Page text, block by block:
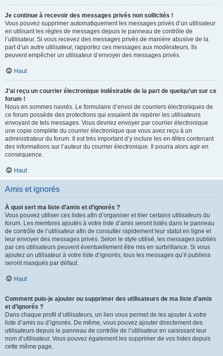
Je continue à recevoir des messages privés non sollicités !
Vous pouvez supprimer automatiquement les messages privés d’un utilisateur
en utilisant les règles de messages depuis le panneau de contrôle de
l’utilisateur. Si vous recevez des messages privés de manière abusive de la
part d’un autre utilisateur, rapportez ces messages aux modérateurs. Ils
peuvent empêcher un utilisateur d’envoyer des messages privés.
Haut
J’ai reçu un courrier électronique indésirable de la part de quelqu’un sur ce
forum !
Nous en sommes navrés. Le formulaire d’envoi de courriers électroniques de
ce forum possède des protections qui essaient de repérer les utilisateurs
envoyant de tels messages. Vous devriez envoyer par courrier électronique
une copie complète du courrier électronique que vous avez reçu à un
administrateur du forum. Il est très important d’y inclure les en-têtes contenant
des informations sur l’auteur du courrier électronique. Il pourra alors agir en
conséquence.
Haut
Amis et ignorés
À quoi sert ma liste d’amis et d’ignorés ?
Vous pouvez utiliser ces listes afin d’organiser et trier certains utilisateurs du
forum. Les membres ajoutés à votre liste d’amis seront listés dans le panneau
de contrôle de l’utilisateur afin de consulter rapidement leur statut en ligne et
leur envoyer des messages privés. Selon le style utilisé, les messages publiés
par ces utilisateurs peuvent éventuellement être mis en surbrillance. Si vous
ajoutez un utilisateur à votre liste d’ignorés, tous les messages qu’il publiera
seront masqués par défaut.
Haut
Comment puis-je ajouter ou supprimer des utilisateurs de ma liste d’amis
et d’ignorés ?
Dans chaque profil d’utilisateurs, un lien vous permet de les ajouter à votre
liste d’amis ou d’ignorés. De même, vous pouvez ajouter directement des
utilisateurs depuis le panneau de contrôle de l’utilisateur en saisissant leur
nom d’utilisateur. Vous pouvez également les supprimer de vos listes depuis
cette même page.